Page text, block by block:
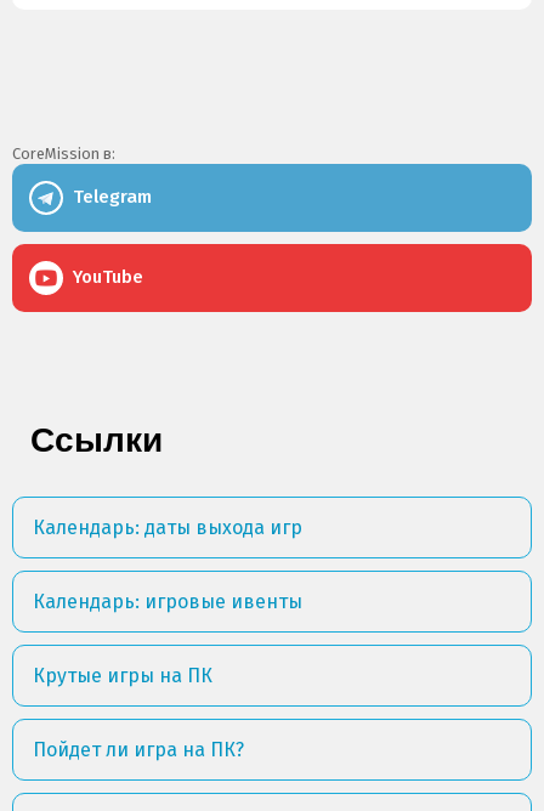
CoreMission в:
Telegram
YouTube
Ссылки
Календарь: даты выхода игр
Календарь: игровые ивенты
Крутые игры на ПК
Пойдет ли игра на ПК?